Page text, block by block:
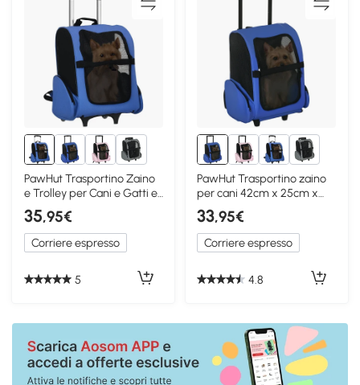
2+
PawHut Trasportino Zaino
e Trolley per Cani e Gatti e
Tasche Blu
35,95€
Corriere espresso
5
2+
PawHut Trasportino zaino
per cani 42cm x 25cm x
55cm Blu
33,95€
Corriere espresso
4.8